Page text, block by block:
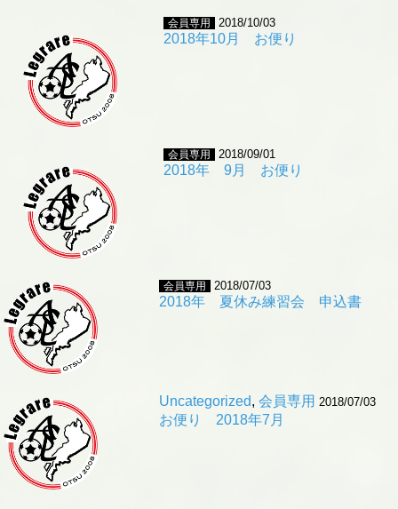
会員専用 2018/10/03
2018年10月 お便り
会員専用 2018/09/01
2018年 9月 お便り
会員専用 2018/07/03
2018年 夏休み練習会 申込書
Uncategorized,会員専用 2018/07/03
お便り 2018年7月